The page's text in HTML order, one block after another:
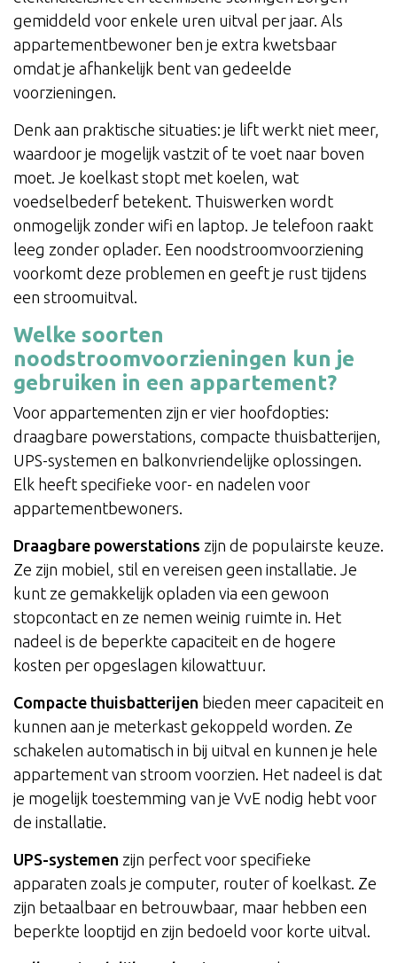
gemiddeld voor enkele uren uitval per jaar. Als
appartementbewoner ben je extra kwetsbaar
omdat je afhankelijk bent van gedeelde
voorzieningen.
Denk aan praktische situaties: je lift werkt niet meer,
waardoor je mogelijk vastzit of te voet naar boven
moet. Je koelkast stopt met koelen, wat
voedselbederf betekent. Thuiswerken wordt
onmogelijk zonder wifi en laptop. Je telefoon raakt
leeg zonder oplader. Een noodstroomvoorziening
voorkomt deze problemen en geeft je rust tijdens
een stroomuitval.
Welke soorten
noodstroomvoorzieningen kun je
gebruiken in een appartement?
Voor appartementen zijn er vier hoofdopties:
draagbare powerstations, compacte thuisbatterijen,
UPS-systemen en balkonvriendelijke oplossingen.
Elk heeft specifieke voor- en nadelen voor
appartementbewoners.
Draagbare powerstations zijn de populairste keuze.
Ze zijn mobiel, stil en vereisen geen installatie. Je
kunt ze gemakkelijk opladen via een gewoon
stopcontact en ze nemen weinig ruimte in. Het
nadeel is de beperkte capaciteit en de hogere
kosten per opgeslagen kilowattuur.
Compacte thuisbatterijen bieden meer capaciteit en
kunnen aan je meterkast gekoppeld worden. Ze
schakelen automatisch in bij uitval en kunnen je hele
appartement van stroom voorzien. Het nadeel is dat
je mogelijk toestemming van je VvE nodig hebt voor
de installatie.
UPS-systemen zijn perfect voor specifieke
apparaten zoals je computer, router of koelkast. Ze
zijn betaalbaar en betrouwbaar, maar hebben een
beperkte looptijd en zijn bedoeld voor korte uitval.